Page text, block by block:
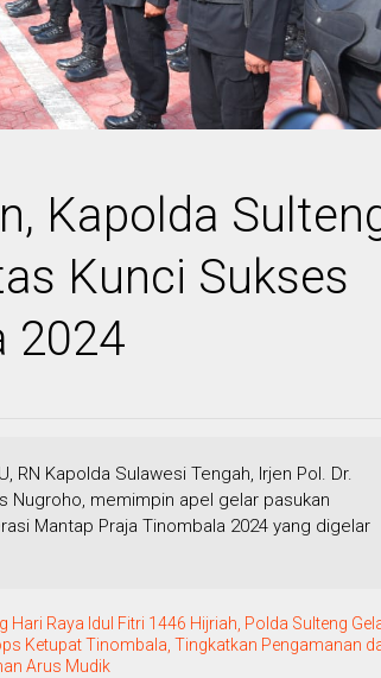
Kapolda
Kunci Sukses
2024
RN Kapolda Sulawesi Tengah, Irjen Pol. Dr.
Nugroho, memimpin apel gelar pasukan
Mantap Praja Tinombala 2024 yang digelar
Hari Raya Idul Fitri 1446 Hijriah, Polda Sulteng
Ketupat Tinombala, Tingkatkan Pengamanan
Arus Mudik